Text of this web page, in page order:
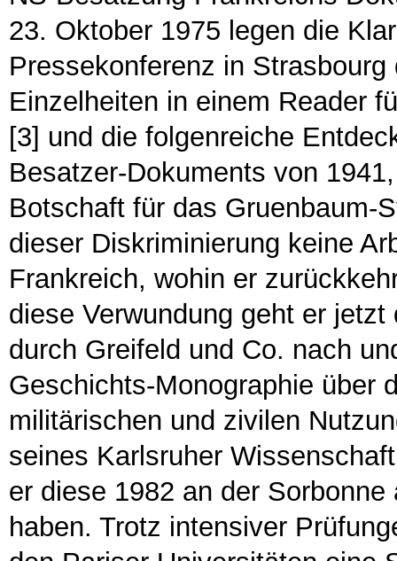
23. Oktober 1975 legen die
Pressekonferenz in
Einzelheiten in einem Reader
[3] und die folgenreiche
Besatzer-Dokuments von
Botschaft für das Gruenbaum-
dieser Diskriminierung keine
Frankreich, wohin er
diese Verwundung geht er
durch Greifeld und Co. nach
Geschichts-Monographie über
militärischen und zivilen
seines Karlsruher
er diese 1982 an der
haben. Trotz intensiver